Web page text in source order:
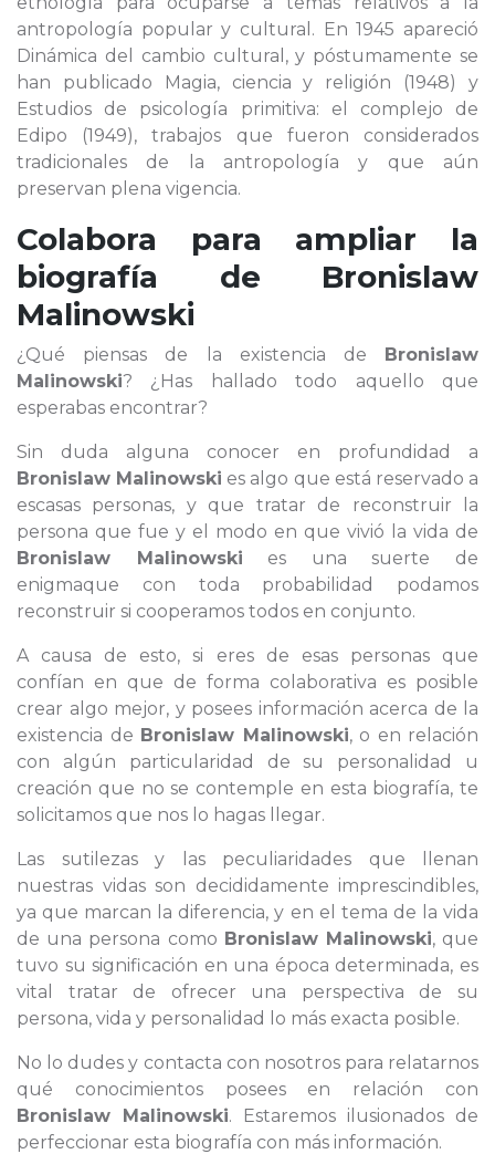
antropología popular y cultural. En 1945 apareció
Dinámica del cambio cultural, y póstumamente se
han publicado Magia, ciencia y religión (1948) y
Estudios de psicología primitiva: el complejo de
Edipo (1949), trabajos que fueron considerados
tradicionales de la antropología y que aún
preservan plena vigencia.
Colabora para ampliar la
biografía de Bronislaw
Malinowski
¿Qué piensas de la existencia de Bronislaw
Malinowski? ¿Has hallado todo aquello que
esperabas encontrar?
Sin duda alguna conocer en profundidad a
Bronislaw Malinowski es algo que está reservado a
escasas personas, y que tratar de reconstruir la
persona que fue y el modo en que vivió la vida de
Bronislaw Malinowski es una suerte de
enigmaque con toda probabilidad podamos
reconstruir si cooperamos todos en conjunto.
A causa de esto, si eres de esas personas que
confían en que de forma colaborativa es posible
crear algo mejor, y posees información acerca de la
existencia de Bronislaw Malinowski, o en relación
con algún particularidad de su personalidad u
creación que no se contemple en esta biografía, te
solicitamos que nos lo hagas llegar.
Las sutilezas y las peculiaridades que llenan
nuestras vidas son decididamente imprescindibles,
ya que marcan la diferencia, y en el tema de la vida
de una persona como Bronislaw Malinowski, que
tuvo su significación en una época determinada, es
vital tratar de ofrecer una perspectiva de su
persona, vida y personalidad lo más exacta posible.
No lo dudes y contacta con nosotros para relatarnos
qué conocimientos posees en relación con
Bronislaw Malinowski. Estaremos ilusionados de
perfeccionar esta biografía con más información.